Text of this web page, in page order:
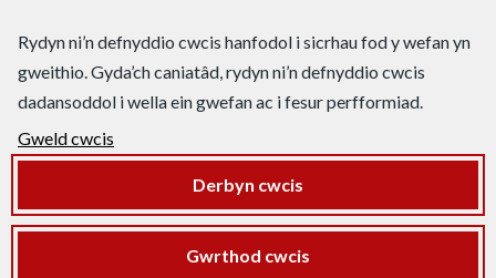
Rydyn ni’n defnyddio cwcis hanfodol i sicrhau fod y wefan yn
gweithio. Gyda’ch caniatâd, rydyn ni’n defnyddio cwcis
dadansoddol i wella ein gwefan ac i fesur perfformiad.
Gweld cwcis
Derbyn cwcis
Gwrthod cwcis